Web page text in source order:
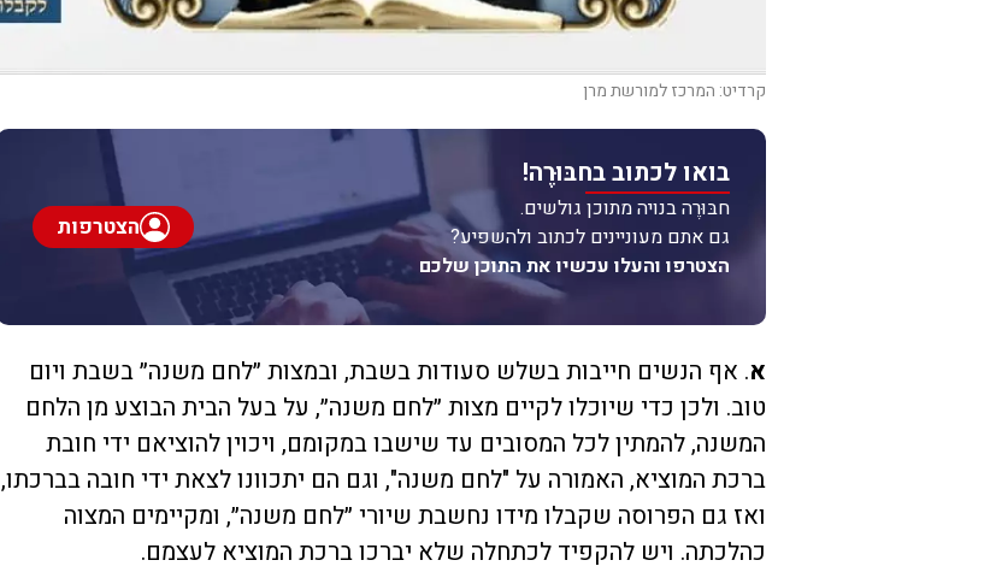
קרדיט: המרכז למורשת מרן
בואו לכתוב בחבּוּרֶה!
חבּוּרֶה בנויה מתוכן גולשים.
גם אתם מעוניינים לכתוב ולהשפיע?
הצטרפו והעלו עכשיו את התוכן שלכם
הצטרפות
א. אף הנשים חייבות בשלש סעודות בשבת, ובמצות ״לחם משנה״ בשבת ויום
טוב. ולכן כדי שיוכלו לקיים מצות ״לחם משנה״, על בעל הבית הבוצע מן הלחם
המשנה, להמתין לכל המסובים עד שישבו במקומם, ויכוין להוציאם ידי חובת
ברכת המוציא, האמורה על "לחם משנה", וגם הם יתכוונו לצאת ידי חובה בברכתו,
ואז גם הפרוסה שקבלו מידו נחשבת שיורי ״לחם משנה״, ומקיימים המצוה
כהלכתה. ויש להקפיד לכתחלה שלא יברכו ברכת המוציא לעצמם.